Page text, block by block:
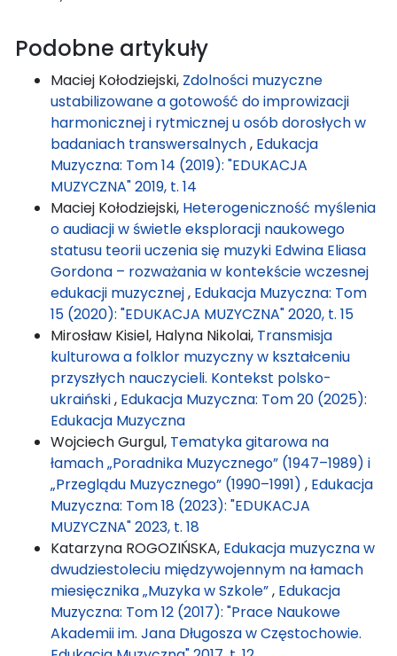
Podobne artykuły
Maciej Kołodziejski, Zdolności muzyczne
ustabilizowane a gotowość do improwizacji
harmonicznej i rytmicznej u osób dorosłych w
badaniach transwersalnych, Edukacja
Muzyczna: Tom 14 (2019): "EDUKACJA
MUZYCZNA" 2019, t. 14
Maciej Kołodziejski, Heterogeniczność myślenia
o audiacji w świetle eksploracji naukowego
statusu teorii uczenia się muzyki Edwina Eliasa
Gordona – rozważania w kontekście wczesnej
edukacji muzycznej, Edukacja Muzyczna: Tom
15 (2020): "EDUKACJA MUZYCZNA" 2020, t. 15
Mirosław Kisiel, Halyna Nikolai, Transmisja
kulturowa a folklor muzyczny w kształceniu
przyszłych nauczycieli. Kontekst polsko-
ukraiński, Edukacja Muzyczna: Tom 20 (2025):
Edukacja Muzyczna
Wojciech Gurgul, Tematyka gitarowa na
łamach „Poradnika Muzycznego” (1947–1989) i
„Przeglądu Muzycznego” (1990–1991) , Edukacja
Muzyczna: Tom 18 (2023): "EDUKACJA
MUZYCZNA" 2023, t. 18
Katarzyna ROGOZIŃSKA, Edukacja muzyczna w
dwudziestoleciu międzywojennym na łamach
miesięcznika „Muzyka w Szkole”, Edukacja
Muzyczna: Tom 12 (2017): "Prace Naukowe
Akademii im. Jana Długosza w Częstochowie.